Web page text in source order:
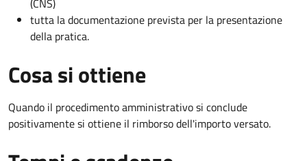
tutta la documentazione prevista per la presentazione
della pratica.
Cosa si ottiene
Quando il procedimento amministrativo si conclude
positivamente si ottiene il rimborso dell'importo versato.